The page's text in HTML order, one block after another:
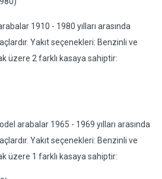
1910 - 1980 yılları arasında
Yakıt seçenekleri: Benzinli ve
üzere 2 farklı kasaya sahiptir:
arabalar 1965 - 1969 yılları arasında
Yakıt seçenekleri: Benzinli ve
üzere 1 farklı kasaya sahiptir: